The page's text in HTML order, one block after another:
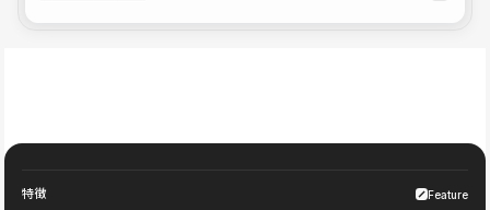
特徴 Feature